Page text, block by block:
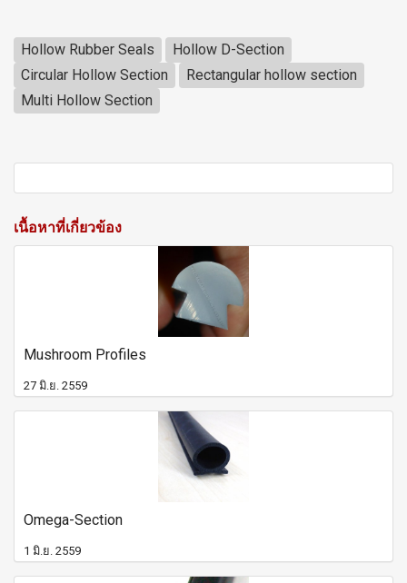
Hollow Rubber Seals
Hollow D-Section
Circular Hollow Section
Rectangular hollow section
Multi Hollow Section
เนื้อหาที่เกี่ยวข้อง
Mushroom Profiles
27 มิ.ย. 2559
Omega-Section
1 มิ.ย. 2559